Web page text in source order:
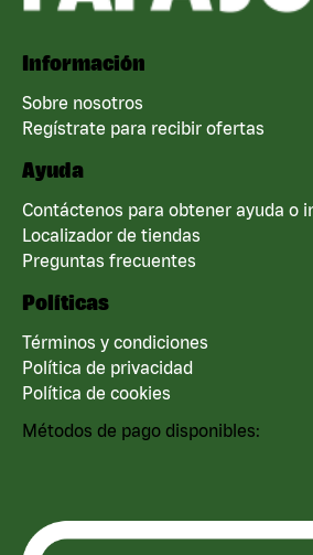
Información
Sobre nosotros
Regístrate para recibir ofertas
Ayuda
Contáctenos para obtener ayuda o
Localizador de tiendas
Preguntas frecuentes
Políticas
Términos y condiciones
Política de privacidad
Política de cookies
Métodos de pago disponibles: